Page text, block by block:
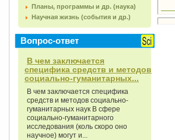
Планы, программы и др. (наука)
Научная жизнь (события и др.)
Вопрос-ответ
В чем заключается
специфика средств и методов
социально-гуманитарных...
В чем заключается специфика
средств и методов социально-
гуманитарных наук В сфере
социально-гуманитарного
исследования (коль скоро оно
научное) могут и...